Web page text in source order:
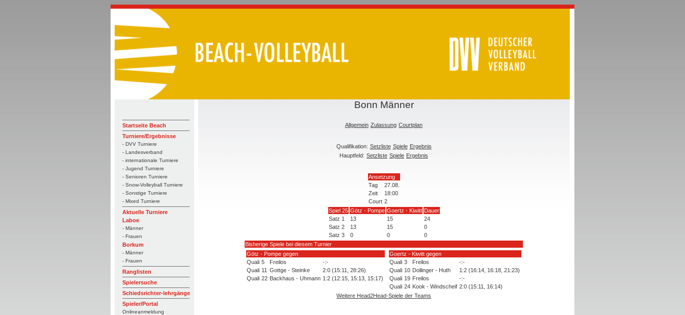
Startseite Beach
Turniere/Ergebnisse
- DVV Turniere
- Landesverband
- internationale Turniere
- Jugend Turniere
- Senioren Turniere
- Snow-Volleyball Turniere
- Sonstige Turniere
- Mixed Turniere
Aktuelle Turniere
Laboe
- Männer
- Frauen
Borkum
- Männer
- Frauen
Ranglisten
Spielersuche
Schiedsrichter-lehrgänge
Spieler/Portal
Onlineanmeldung
Bonn Männer
Allgemein Zulassung Courtplan
Qualifikation: Setzliste Spiele Ergebnis
Hauptfeld: Setzliste Spiele Ergebnis
Ansetzung
Tag
27.08.
Zeit
18:00
Court 2
Spiel 25 Götz - Pompe Goertz - Kiwitt Dauer
Satz 1
13 15
24
Satz 2
13 15
0
Satz 3
0 0
0
Bisherige Spiele bei diesem Turnier
Götz - Pompe gegen
Quali 5 Freilos
-:-
Quali 11 Gottge - Steinke
2:0 (15:11, 28:26)
Quali 22 Backhaus - Uhmann 1:2 (12:15, 15:13, 15:17)
Goertz - Kiwitt gegen
Quali 3 Freilos
-:-
Quali 10 Dollinger - Huth
1:2 (16:14, 16:18, 21:23)
Quali 19 Freilos
-:-
Quali 24 Kook - Windscheif 2:0 (15:11, 16:14)
Weitere Head2Head-Spiele der Teams